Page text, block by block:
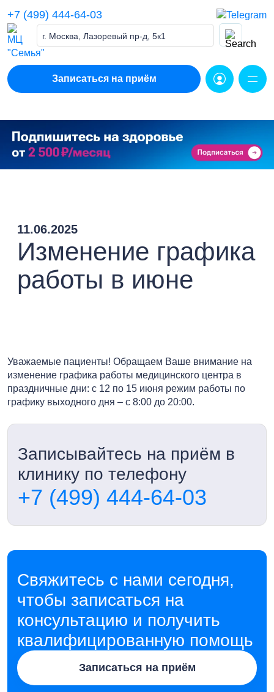
content
+7 (499) 444-64-03
г. Москва, Лазоревый пр-д, 5к1
Записаться на приём
11.06.2025
Изменение графика
работы в июне
Уважаемые пациенты! Обращаем Ваше внимание на
изменение графика работы медицинского центра в
праздничные дни: с 12 по 15 июня режим работы по
графику выходного дня – с 8:00 до 20:00.
Записывайтесь на приём в
клинику по телефону
+7 (499) 444-64-03
Свяжитесь с нами сегодня,
чтобы записаться на
консультацию и получить
квалифицированную помощь
Записаться на приём